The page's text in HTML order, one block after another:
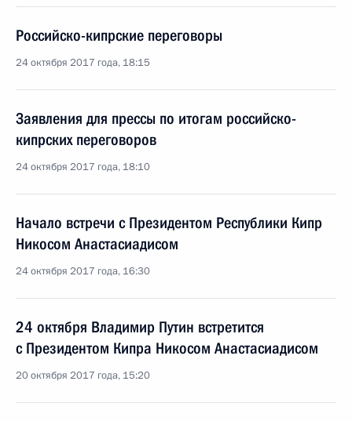
Российско-кипрские переговоры
24 октября 2017 года, 18:15
Заявления для прессы по итогам российско-
кипрских переговоров
24 октября 2017 года, 18:10
Начало встречи с Президентом Республики Кипр
Никосом Анастасиадисом
24 октября 2017 года, 16:30
24 октября Владимир Путин встретится
с Президентом Кипра Никосом Анастасиадисом
20 октября 2017 года, 15:20